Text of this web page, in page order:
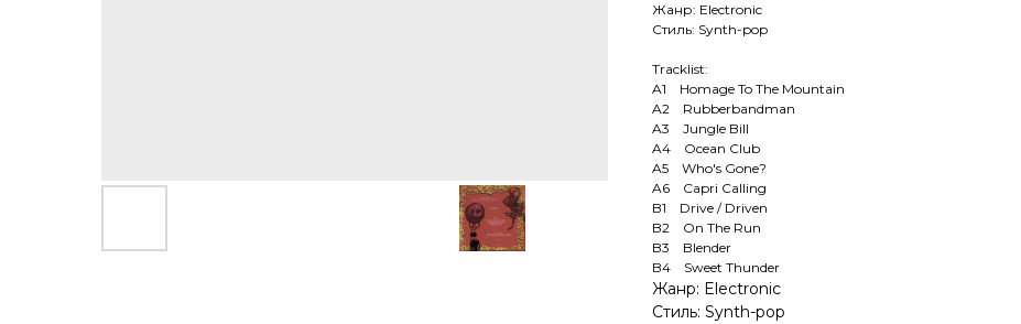
Жанр: Electronic
Стиль: Synth-pop
Tracklist:
A1 Homage To The Mountain
A2 Rubberbandman
A3 Jungle Bill
A4 Ocean Club
A5 Who's Gone?
A6 Capri Calling
B1 Drive / Driven
B2 On The Run
B3 Blender
B4 Sweet Thunder
Жанр: Electronic
Стиль: Synth-pop